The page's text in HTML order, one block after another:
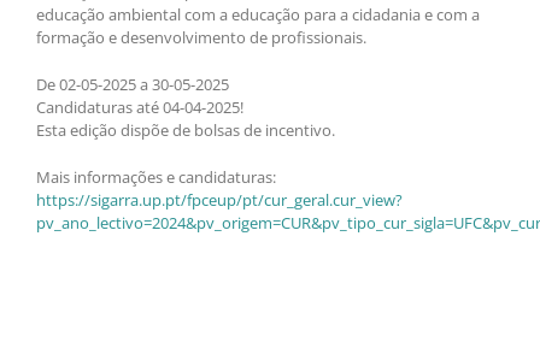
educação ambiental com a educação para a cidadania e com a
formação e desenvolvimento de profissionais.
De 02-05-2025 a 30-05-2025
Candidaturas até 04-04-2025!
Esta edição dispõe de bolsas de incentivo.
Mais informações e candidaturas:
https://sigarra.up.pt/fpceup/pt/cur_geral.cur_view?